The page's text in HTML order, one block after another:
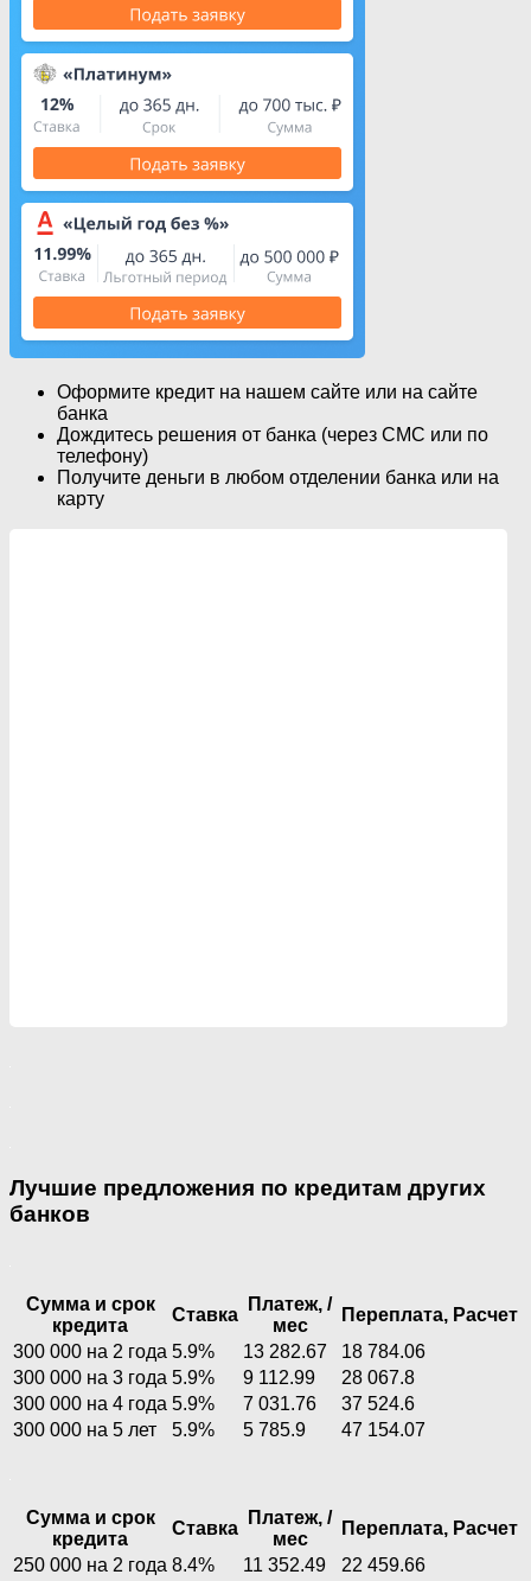
Оформите кредит на нашем сайте или на сайте
банка
Дождитесь решения от банка (через СМС или по
телефону)
Получите деньги в любом отделении банка или на
карту
Лучшие предложения по кредитам других
банков
Сумма и срок
кредита
Ставка
Платеж, /
мес
Переплата, Расчет
300 000 на 2 года 5.9% 13 282.67
18 784.06
300 000 на 3 года 5.9% 9 112.99
28 067.8
300 000 на 4 года 5.9% 7 031.76
37 524.6
300 000 на 5 лет
5.9% 5 785.9 47 154.07
Сумма и срок
кредита
Ставка
Платеж, /
мес
Переплата, Расчет
250 000 на 2 года 8.4% 11 352.49
22 459.66